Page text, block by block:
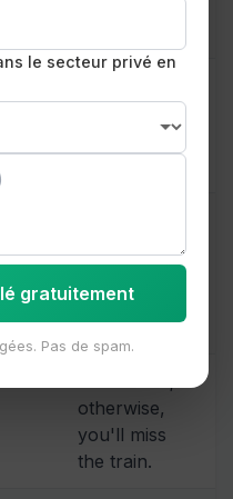
the warnings;
nevertheless,
the team
succeeded.
otherwise,
you'll miss
the train.
le secteur privé en
gratuitement
Pas de spam.